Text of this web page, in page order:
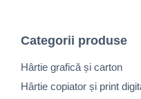
Categorii produse
Hârtie grafică și carton
Hârtie copiator și print